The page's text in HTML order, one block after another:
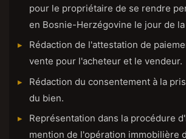
pour le propriétaire de se rendre
en Bosnie-Herzégovine le jour de
Rédaction de l'attestation de
vente pour l'acheteur et le vendeur.
Rédaction du consentement à la
du bien.
Représentation dans la procédure
mention de l'opération immobilière